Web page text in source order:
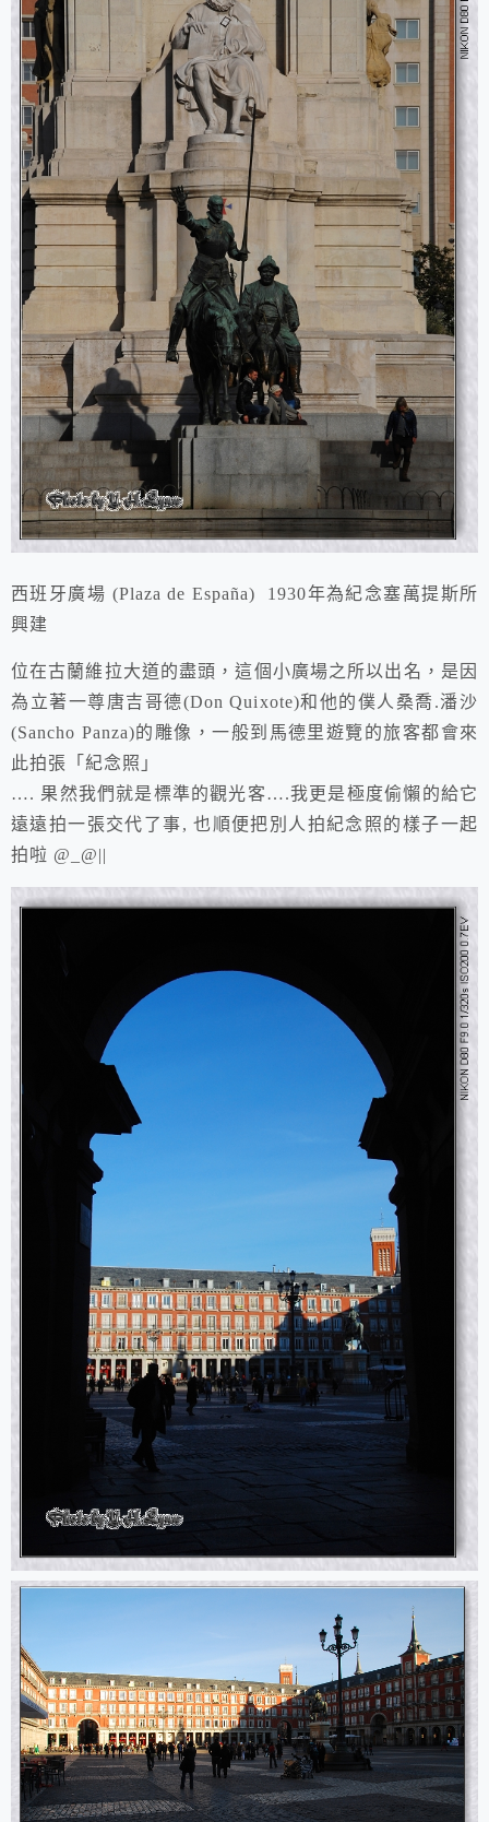
西班牙廣場 (Plaza de España) 1930年為紀念塞萬提斯所
興建
位在古蘭維拉大道的盡頭，這個小廣場之所以出名，是因
為立著一尊唐吉哥德(Don Quixote)和他的僕人桑喬.潘沙
(Sancho Panza)的雕像，一般到馬德里遊覽的旅客都會來
此拍張「紀念照」
…. 果然我們就是標準的觀光客….我更是極度偷懶的給它
遠遠拍一張交代了事, 也順便把別人拍紀念照的樣子一起
拍啦 @_@||